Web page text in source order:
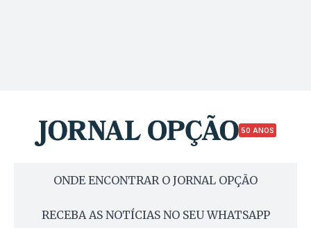
50 ANOS
ONDE ENCONTRAR O JORNAL OPÇÃO
RECEBA AS NOTÍCIAS NO SEU WHATSAPP